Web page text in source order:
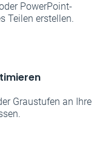
PowerPoint-
Teilen erstellen.
Graustufen an Ihre